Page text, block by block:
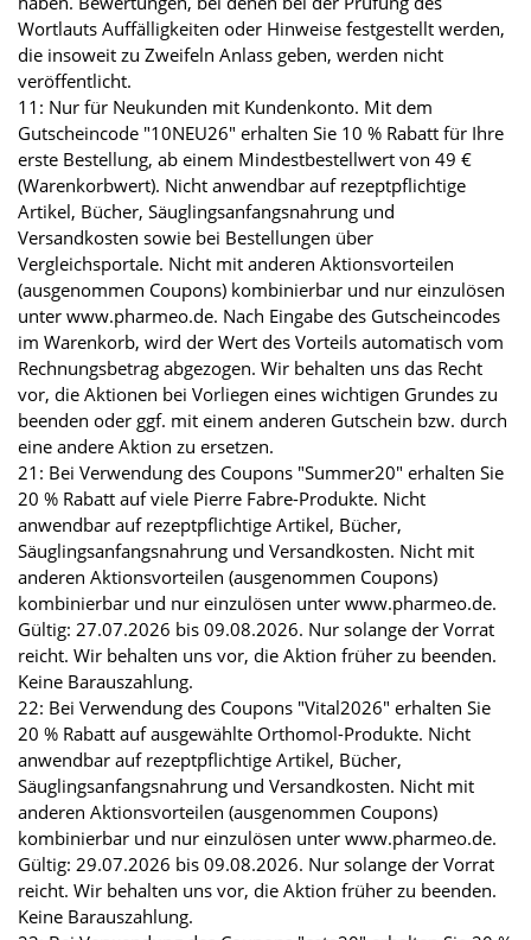
Wortlauts Auffälligkeiten oder Hinweise festgestellt werden,
die insoweit zu Zweifeln Anlass geben, werden nicht
veröffentlicht.
11: Nur für Neukunden mit Kundenkonto. Mit dem
Gutscheincode "10NEU26" erhalten Sie 10 % Rabatt für Ihre
erste Bestellung, ab einem Mindestbestellwert von 49 €
(Warenkorbwert). Nicht anwendbar auf rezeptpflichtige
Artikel, Bücher, Säuglingsanfangsnahrung und
Versandkosten sowie bei Bestellungen über
Vergleichsportale. Nicht mit anderen Aktionsvorteilen
(ausgenommen Coupons) kombinierbar und nur einzulösen
unter www.pharmeo.de. Nach Eingabe des Gutscheincodes
im Warenkorb, wird der Wert des Vorteils automatisch vom
Rechnungsbetrag abgezogen. Wir behalten uns das Recht
vor, die Aktionen bei Vorliegen eines wichtigen Grundes zu
beenden oder ggf. mit einem anderen Gutschein bzw. durch
eine andere Aktion zu ersetzen.
21: Bei Verwendung des Coupons "Summer20" erhalten Sie
20 % Rabatt auf viele Pierre Fabre-Produkte. Nicht
anwendbar auf rezeptpflichtige Artikel, Bücher,
Säuglingsanfangsnahrung und Versandkosten. Nicht mit
anderen Aktionsvorteilen (ausgenommen Coupons)
kombinierbar und nur einzulösen unter www.pharmeo.de.
Gültig: 27.07.2026 bis 09.08.2026. Nur solange der Vorrat
reicht. Wir behalten uns vor, die Aktion früher zu beenden.
Keine Barauszahlung.
22: Bei Verwendung des Coupons "Vital2026" erhalten Sie
20 % Rabatt auf ausgewählte Orthomol-Produkte. Nicht
anwendbar auf rezeptpflichtige Artikel, Bücher,
Säuglingsanfangsnahrung und Versandkosten. Nicht mit
anderen Aktionsvorteilen (ausgenommen Coupons)
kombinierbar und nur einzulösen unter www.pharmeo.de.
Gültig: 29.07.2026 bis 09.08.2026. Nur solange der Vorrat
reicht. Wir behalten uns vor, die Aktion früher zu beenden.
Keine Barauszahlung.